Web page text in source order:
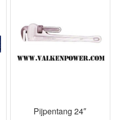
Pijpentang 24″